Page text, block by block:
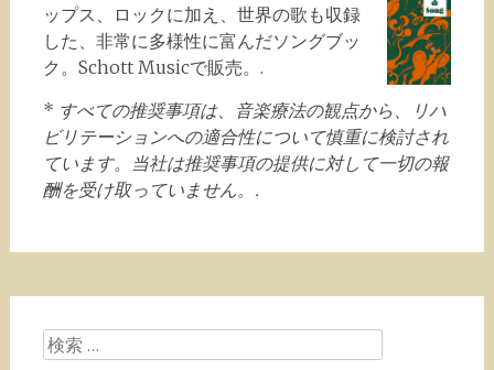
ップス、ロックに加え、世界の歌も収録
した、非常に多様性に富んだソングブッ
ク。Schott Musicで販売。.
* すべての推奨事項は、音楽療法の観点から、リハ
ビリテーションへの適合性について慎重に検討され
ています。当社は推奨事項の提供に対して一切の報
酬を受け取っていません。.
検